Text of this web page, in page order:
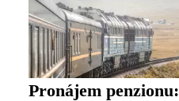
Pronájem